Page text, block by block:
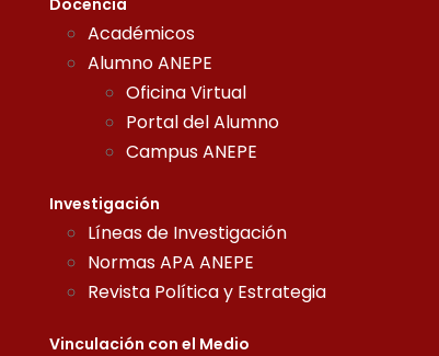
Docencia
Académicos
Alumno ANEPE
Oficina Virtual
Portal del Alumno
Campus ANEPE
Investigación
Líneas de Investigación
Normas APA ANEPE
Revista Política y Estrategia
Vinculación con el Medio